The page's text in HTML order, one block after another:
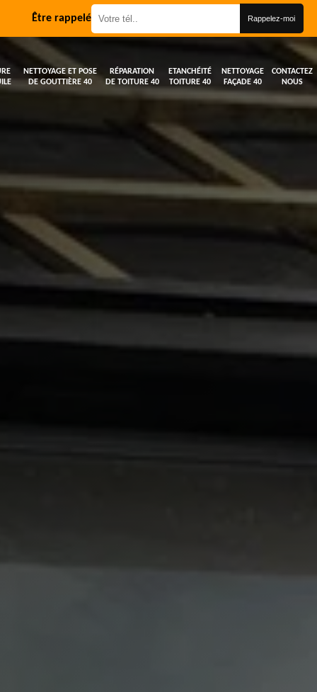
Être rappelé
NETTOYAGE ET POSE
DE GOUTTIÈRE 40
RÉPARATION
DE TOITURE 40
ETANCHÉITÉ
TOITURE 40
NETTOYAGE
FAÇADE 40
CONTACTEZ
NOUS